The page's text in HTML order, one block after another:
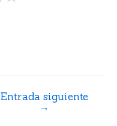
Entrada siguiente
→